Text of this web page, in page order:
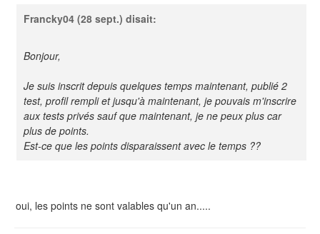
Francky04 (28 sept.) disait:
Bonjour,
Je suis inscrit depuis quelques temps maintenant, publié 2
test, profil rempli et jusqu'à maintenant, je pouvais m'inscrire
aux tests privés sauf que maintenant, je ne peux plus car
plus de points.
Est-ce que les points disparaissent avec le temps ??
oui, les points ne sont valables qu'un an.....